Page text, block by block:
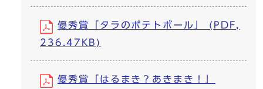
優秀賞「タラのポテトボール」 (PDF,
236.47KB)
優秀賞「はるまき？あきまき！」